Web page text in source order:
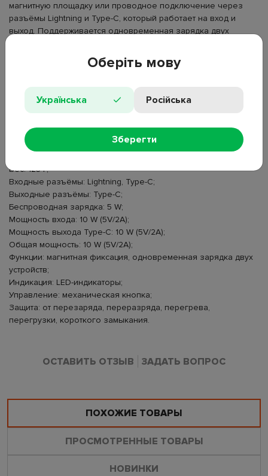
магнитную площадку или проводное подключение через
разъёмы Lightning и Type-C, который работает на вход и
выход. Поддерживается одновременная зарядка двух
зарядки смартфонов и портативных устройств в дороге, в
поездках и вне стационарных источников питания.
Тип: внешний аккумулятор с беспроводной зарядкой;
Материал корпуса: поликарбонат;
Номинальная ёмкость: 2600 mAh;
Тип аккумулятора: литий-полимерный;
Вес: 125 г;
Входные разъёмы: Lightning, Type-C;
Выходные разъёмы: Type-C;
Беспроводная зарядка: 5 W;
Мощность входа: 10 W (5V/2A);
Мощность выхода Type-C: 10 W (5V/2A);
Общая мощность: 10 W (5V/2A);
Функции: магнитная фиксация, одновременная зарядка двух
устройств;
Индикация: LED-индикаторы;
Управление: механическая кнопка;
Защита: от перезаряда, переразряда, перегрева,
перегрузки, короткого замыкания.
ОСТАВИТЬ ОТЗЫВ ЗАДАТЬ ВОПРОС
ПОХОЖИЕ ТОВАРЫ
ПРОСМОТРЕННЫЕ ТОВАРЫ
НОВИНКИ
Оберіть мову
Українська Російська
Зберегти